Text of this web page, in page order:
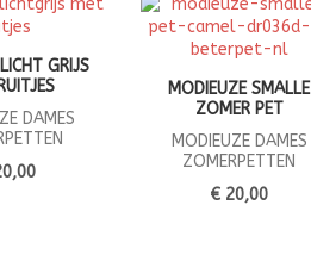
GRIJS
DAMES
MODIEUZE SMALLE
ZOMER PET
MODIEUZE DAMES
ZOMERPETTEN
€ 20,00